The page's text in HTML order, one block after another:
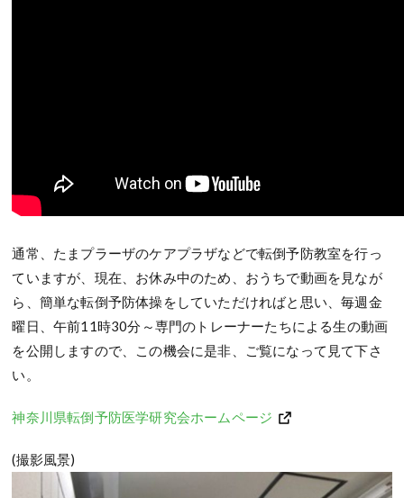
通常、たまプラーザのケアプラザなどで転倒予防教室を行っ
ていますが、現在、お休み中のため、おうちで動画を見なが
ら、簡単な転倒予防体操をしていただければと思い、毎週金
曜日、午前11時30分～専門のトレーナーたちによる生の動画
を公開しますので、この機会に是非、ご覧になって見て下さ
い。
神奈川県転倒予防医学研究会ホームページ
(撮影風景)